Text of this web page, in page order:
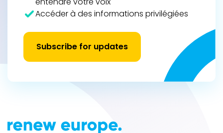
Accéder à des informations privilégiées
Subscribe for updates